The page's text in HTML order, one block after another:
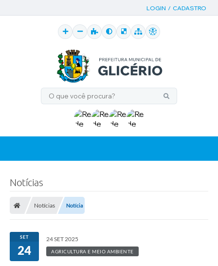
LOGIN / CADASTRO
Notícias
Notícias Notícia
SET
24
24 SET 2025
AGRICULTURA E MEIO AMBIENTE